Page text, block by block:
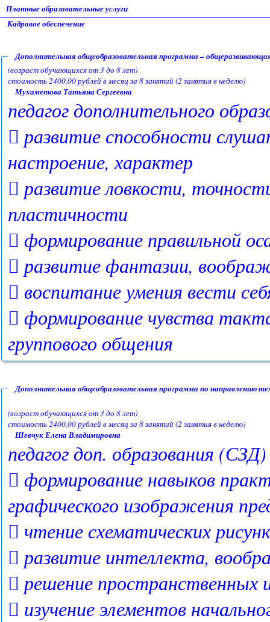
Платные образовательные услуги
Кадровое обеспечение
Дополнительная общеобразовательная программа –
(возраст обучающихся от 3 до 8 лет)
стоимость 2400,00 рублей в месяц за 8 занятий (2 занятия в неделю)
Мухаметова Татьяна Сергеевна
педагог дополнительного
 развитие способности
настроение, характер
 развитие ловкости,
пластичности
 формирование правильной
 развитие фантазии,
 воспитание умения вести
 формирование чувства
группового общения
Дополнительная общеобразовательная программа по направлению
(возраст обучающихся от 3 до 8 лет)
стоимость 2400,00 рублей в месяц за 8 занятий (2 занятия в неделю)
Шевчук Елена Владимировна
педагог доп. образования (СЗД)
 формирование навыков
графического изображения
 чтение схематических
 развитие интеллекта,
 решение пространственных
 изучение элементов